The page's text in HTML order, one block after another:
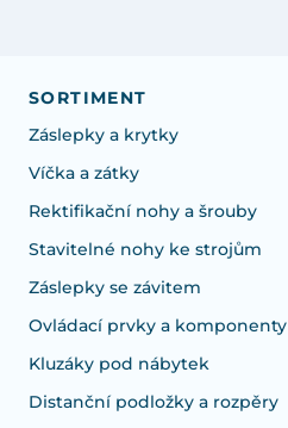
SORTIMENT
Záslepky a krytky
Víčka a zátky
Rektifikační nohy a šrouby
Stavitelné nohy ke strojům
Záslepky se závitem
Ovládací prvky a komponenty
Kluzáky pod nábytek
Distanční podložky a rozpěry